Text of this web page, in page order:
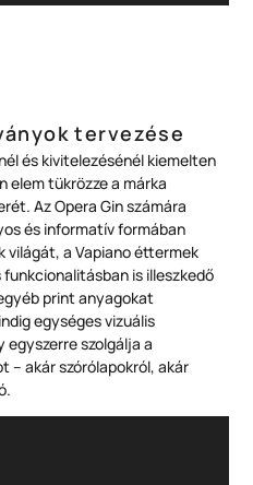
tervezése
és kivitelezésénél kiemelten
tükrözze a márka
Az Opera Gin számára
és informatív formában
világát, a Vapiano éttermek
is illeszkedő
print anyagokat
egységes vizuális
szolgálja a
– akár szórólapokról, akár